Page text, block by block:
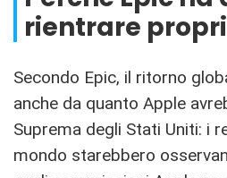
rientrare
Secondo Epic, il ritorno
anche da quanto Apple
Suprema degli Stati Uniti: i
mondo starebbero